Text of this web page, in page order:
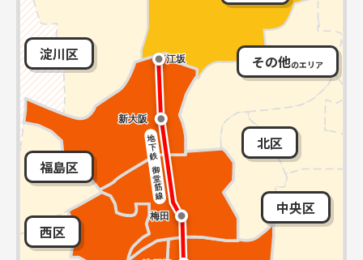
その他のエリア
淀川区
北区
福島区
中央区
西区